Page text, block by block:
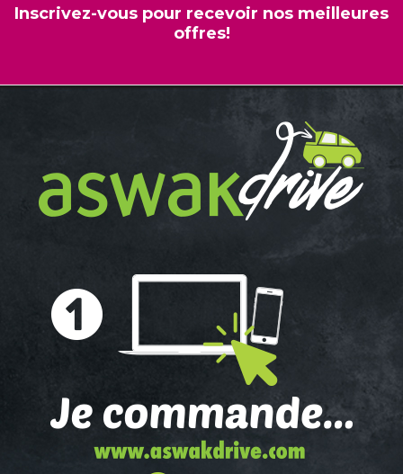
Inscrivez-vous pour recevoir nos meilleures
offres!